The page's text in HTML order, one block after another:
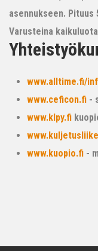
asennukseen. Pituus
Varusteina
www.alltime.fi/
www.ceficon.fi -
www.klpy.fi
www.kuopio.fi -